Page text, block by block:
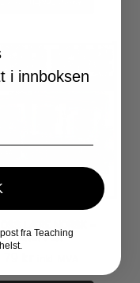
KROPPEN
i innboksen
fra Teaching